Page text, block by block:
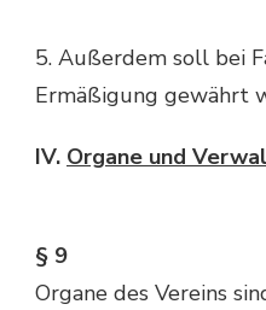
5. Außerdem soll bei
Ermäßigung gewährt
IV. Organe und
§ 9
Organe des Vereins